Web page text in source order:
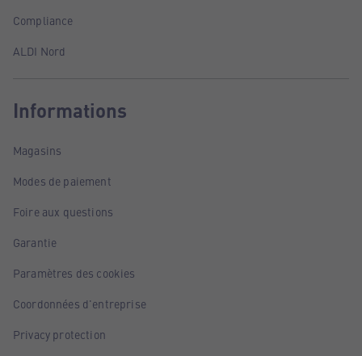
Compliance
ALDI Nord
Informations
Magasins
Modes de paiement
Foire aux questions
Garantie
Paramètres des cookies
Coordonnées d'entreprise
Privacy protection